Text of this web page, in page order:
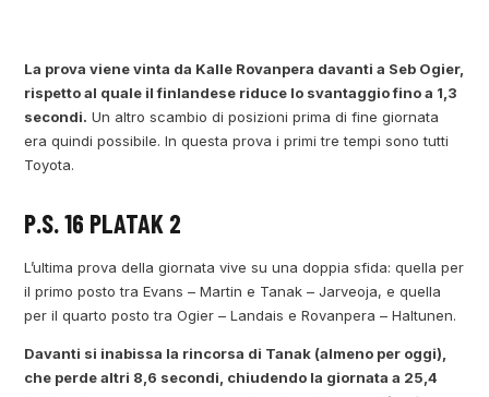
La prova viene vinta da Kalle Rovanpera davanti a Seb Ogier,
rispetto al quale il finlandese riduce lo svantaggio fino a 1,3
secondi. Un altro scambio di posizioni prima di fine giornata
era quindi possibile. In questa prova i primi tre tempi sono tutti
Toyota.
P.S. 16 PLATAK 2
L’ultima prova della giornata vive su una doppia sfida: quella per
il primo posto tra Evans – Martin e Tanak – Jarveoja, e quella
per il quarto posto tra Ogier – Landais e Rovanpera – Haltunen.
Davanti si inabissa la rincorsa di Tanak (almeno per oggi),
che perde altri 8,6 secondi, chiudendo la giornata a 25,4